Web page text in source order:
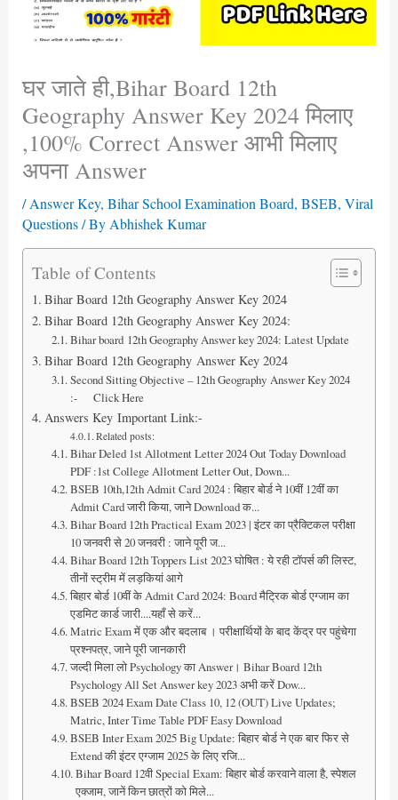
घर जाते ही,Bihar Board 12th
Geography Answer Key 2024 मिलाए
,100% Correct Answer आभी मिलाए
अपना Answer
/Answer Key, Bihar School Examination Board, BSEB, Viral
Questions/ By Abhishek Kumar
Table of Contents
Bihar Board 12th Geography Answer Key 2024
Bihar Board 12th Geography Answer Key 2024:
Bihar board 12th Geography Answer key 2024: Latest Update
Bihar Board 12th Geography Answer Key 2024
Second Sitting Objective – 12th Geography Answer Key 2024
:- Click Here
Answers Key Important Link:-
Related posts:
Bihar Deled 1st Allotment Letter 2024 Out Today Download
PDF :1st College Allotment Letter Out, Down...
BSEB 10th,12th Admit Card 2024 : बिहार बोर्ड ने 10वीं 12वीं का
Admit Card जारी किया, जाने Download क...
Bihar Board 12th Practical Exam 2023 | इंटर का प्रैक्टिकल परीक्षा
10 जनवरी से 20 जनवरी : जाने पूरी ज...
Bihar Board 12th Toppers List 2023 घोषित : ये रही टॉपर्स की लिस्ट,
तीनों स्ट्रीम में लड़कियां आगे
बिहार बोर्ड 10वीं के Admit Card 2024: Board मैट्रिक बोर्ड एग्जाम का
एडमिट कार्ड जारी....यहाँ से करें...
Matric Exam में एक और बदलाब । परीक्षार्थियों के बाद केंद्र पर पहुंचेगा
प्रश्नपत्र, जाने पूरी जानकारी
जल्दी मिला लो Psychology का Answer। Bihar Board 12th
Psychology All Set Answer key 2023 अभी करें Dow...
BSEB 2024 Exam Date Class 10, 12 (OUT) Live Updates;
Matric, Inter Time Table PDF Easy Download
BSEB Inter Exam 2025 Big Update: बिहार बोर्ड ने एक बार फिर से
Extend की इंटर एग्जाम 2025 के लिए रजि...
Bihar Board 12वी Special Exam: बिहार बोर्ड करवाने वाला है, स्पेशल
एक्जाम, जानें किन छात्रों को मिले...